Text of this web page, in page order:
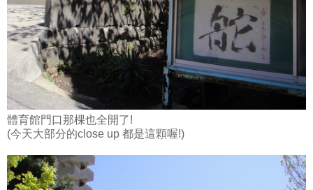
體育館門口那棵也全開了!
(今天大部分的close up 都是這顆喔!)